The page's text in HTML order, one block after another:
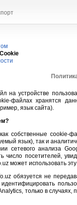
устройстве
файлах хранятся
язык сайта).
собственные
язык), так и
сетевого анализа
число посетителей,
может использовать
обязуется не
только в случаях,